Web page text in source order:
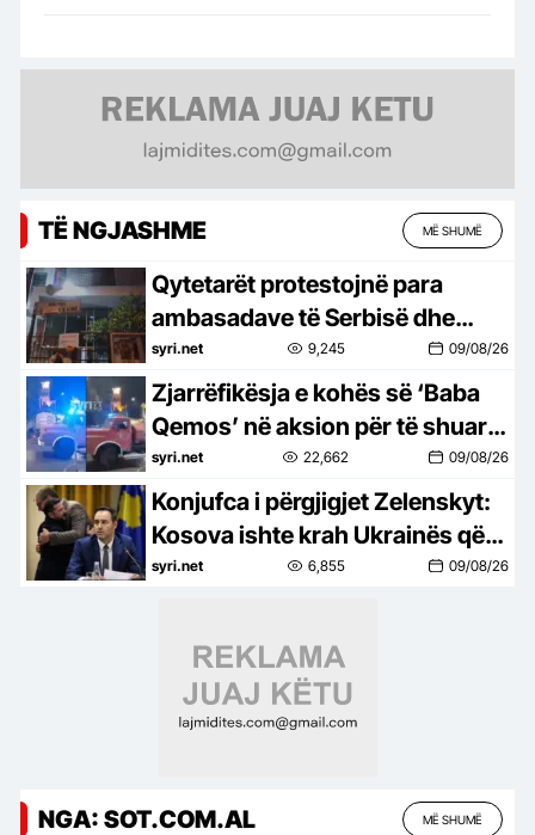
TË NGJASHME MË SHUMË
Qytetarët protestojnë para
ambasadave të Serbisë dhe
Ukrainës: ‘Dardania e lirë’, thirrje
për UÇK-në
syri.net 9,245 09/08/26
Zjarrëfikësja e kohës së ‘Baba
Qemos’ në aksion për të shuar
zjarrin/ Berisha nxjerr VIDEO-n:
Flet vetë!
syri.net 22,662 09/08/26
Konjufca i përgjigjet Zelenskyt:
Kosova ishte krah Ukrainës që
në ditën e parë, Serbia jo
syri.net 6,855 09/08/26
NGA: SOT.COM.AL MË SHUMË